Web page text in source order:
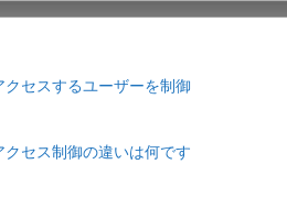
セスするユーザーを制御
クセス制御の違いは何です